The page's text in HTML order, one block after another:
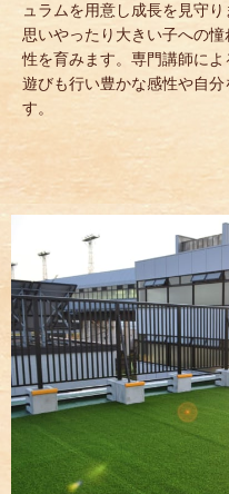
ュラムを用意し成長を見守
思いやったり大きい子への
性を育みます。専門講師に
遊びも行い豊かな感性や自
す。